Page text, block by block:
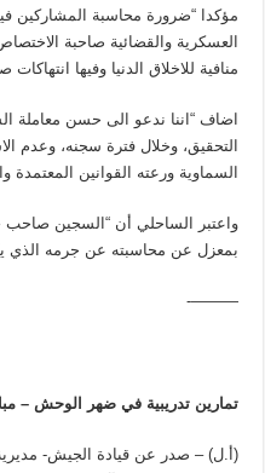
مؤكدا “ضرورة محاسبة المشاركين
العسكرية والقضائية صاحبة
منافية للاخلاق الدنيا وفيها
اضاف “اننا ندعو الى حسن معاملة
التحقيق، وخلال فترة سجنه، وعدم
السماوية ورعته القوانين المعتمدة
واعتبر الساحلي أن “السجين صاحب
بمعزل عن محاسبته عن جرمه الذي
———-
تمارين تدريبية في ضهر الوحش –
(أ.ل) – صدر عن قيادة الجيش- مديرية